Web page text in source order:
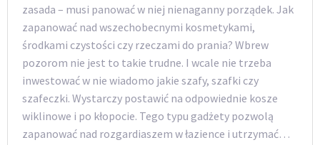
zasada – musi panować w niej nienaganny porządek. Jak
zapanować nad wszechobecnymi kosmetykami,
środkami czystości czy rzeczami do prania? Wbrew
pozorom nie jest to takie trudne. I wcale nie trzeba
inwestować w nie wiadomo jakie szafy, szafki czy
szafeczki. Wystarczy postawić na odpowiednie kosze
wiklinowe i po kłopocie. Tego typu gadżety pozwolą
zapanować nad rozgardiaszem w łazience i utrzymać…